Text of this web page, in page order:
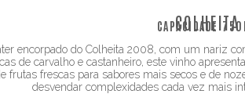
COLHEITA
CAPACIDADE:
encorpado do Colheita 2008, com um nariz
de carvalho e castanheiro, este vinho
frutas frescas para sabores mais secos e de
desvendar complexidades cada vez mais